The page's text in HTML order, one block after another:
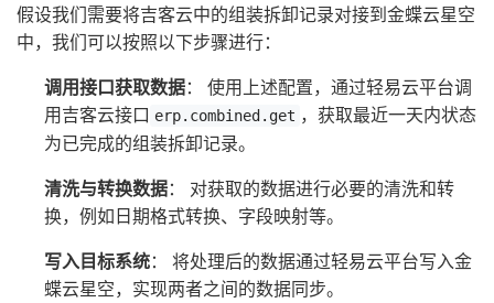
假设我们需要将吉客云中的组装拆卸记录对接到金蝶云星空
中，我们可以按照以下步骤进行：
调用接口获取数据： 使用上述配置，通过轻易云平台调
用吉客云接口 erp.combined.get ，获取最近一天内状态
为已完成的组装拆卸记录。
清洗与转换数据： 对获取的数据进行必要的清洗和转
换，例如日期格式转换、字段映射等。
写入目标系统： 将处理后的数据通过轻易云平台写入金
蝶云星空，实现两者之间的数据同步。